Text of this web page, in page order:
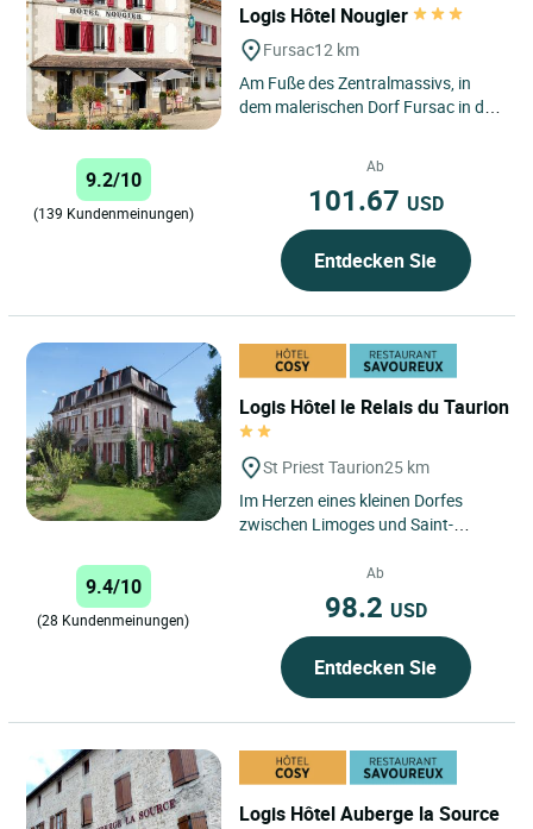
Logis Hôtel Nougier
Fursac12 km
Am Fuße des Zentralmassivs, in
dem malerischen Dorf Fursac in der
9.2/10
(139 Kundenmeinungen)
Ab
101.67 USD
Entdecken Sie
Logis Hôtel le Relais du Taurion
St Priest Taurion25 km
Im Herzen eines kleinen Dorfes
zwischen Limoges und Saint-
das Relais du Taurion in einem...
9.4/10
(28 Kundenmeinungen)
Ab
98.2 USD
Entdecken Sie
Logis Hôtel Auberge la Source